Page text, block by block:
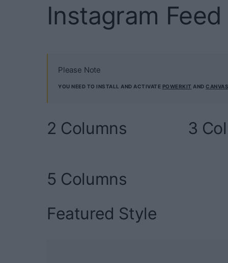
Instagram Feed
Please Note
YOU NEED TO INSTALL AND ACTIVATE POWERKIT AND CANVAS
2 Columns 3
5 Columns
Featured Style